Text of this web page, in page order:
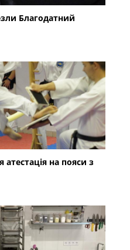
Благодатний
атестація на пояси з